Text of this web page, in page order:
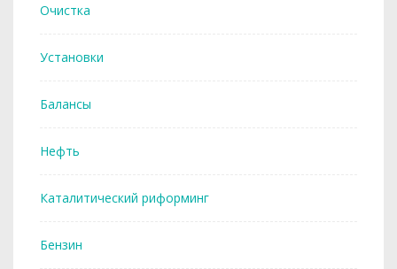
Очистка
Установки
Балансы
Нефть
Каталитический риформинг
Бензин